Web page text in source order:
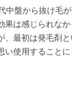
中盤から抜け毛
果は感じられな
、最初は発毛剤
い使用すること